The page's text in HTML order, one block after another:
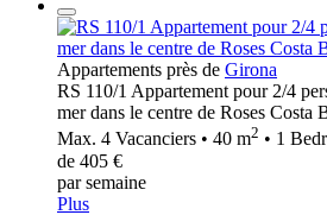
Appartements près de Girona
RS 110/1 Appartement pour 2/4
mer dans le centre de Roses Costa
Max. 4 Vacanciers • 40 m2 • 1
de 405 €
par semaine
Plus